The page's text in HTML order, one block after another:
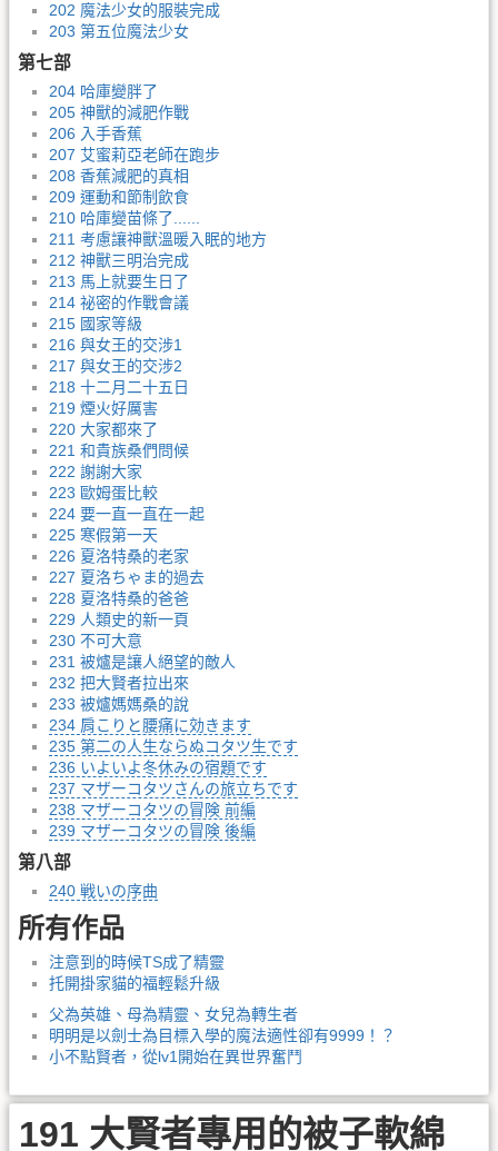
202 魔法少女的服裝完成
203 第五位魔法少女
第七部
204 哈庫變胖了
205 神獸的減肥作戰
206 入手香蕉
207 艾蜜莉亞老師在跑步
208 香蕉減肥的真相
209 運動和節制飲食
210 哈庫變苗條了......
211 考慮讓神獸溫暖入眠的地方
212 神獸三明治完成
213 馬上就要生日了
214 祕密的作戰會議
215 國家等級
216 與女王的交涉1
217 與女王的交涉2
218 十二月二十五日
219 煙火好厲害
220 大家都來了
221 和貴族桑們問候
222 謝謝大家
223 歐姆蛋比較
224 要一直一直在一起
225 寒假第一天
226 夏洛特桑的老家
227 夏洛ちゃま的過去
228 夏洛特桑的爸爸
229 人類史的新一頁
230 不可大意
231 被爐是讓人絕望的敵人
232 把大賢者拉出來
233 被爐媽媽桑的說
234 肩こりと腰痛に効きます
235 第二の人生ならぬコタツ生です
236 いよいよ冬休みの宿題です
237 マザーコタツさんの旅立ちです
238 マザーコタツの冒険 前編
239 マザーコタツの冒険 後編
第八部
240 戦いの序曲
所有作品
注意到的時候TS成了精靈
托開掛家貓的福輕鬆升級
父為英雄、母為精靈、女兒為轉生者
明明是以劍士為目標入學的魔法適性卻有9999！？
小不點賢者，從lv1開始在異世界奮鬥
191 大賢者專用的被子軟綿